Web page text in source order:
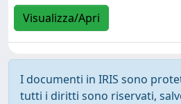
Visualizza/Apri
I documenti in IRIS sono
tutti i diritti sono riservati,